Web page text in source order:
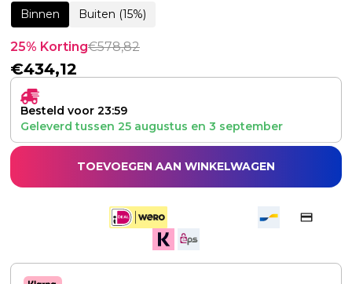
Binnen Buiten (15%)
25% Korting€578,82
€434,12
Besteld voor 23:59
Geleverd tussen 25 augustus en 3 september
TOEVOEGEN AAN WINKELWAGEN